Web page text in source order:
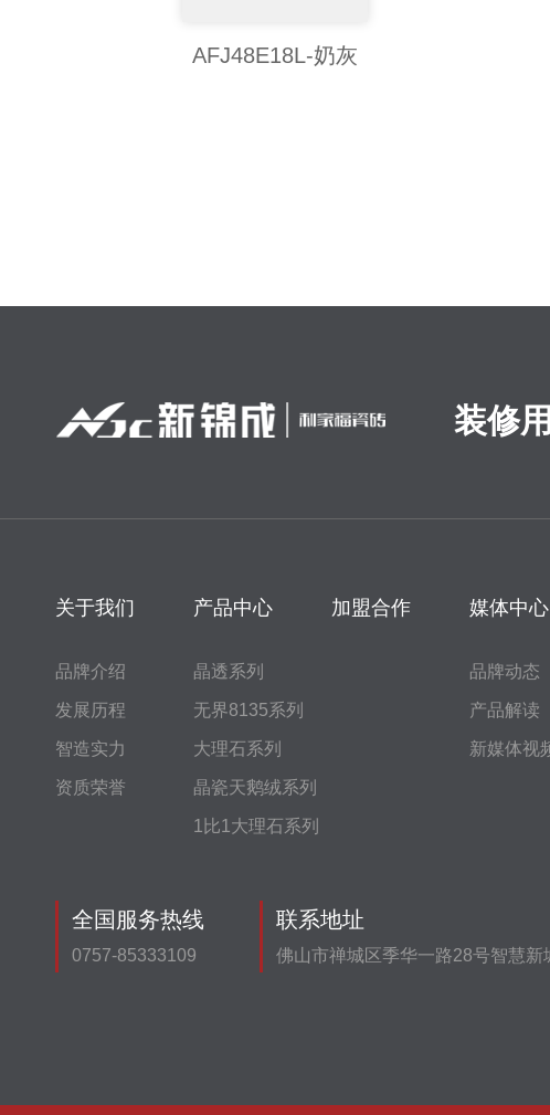
AFJ48E18L-奶灰
装修
关于我们
品牌介绍
发展历程
智造实力
资质荣誉
产品中心
晶透系列
无界8135系列
大理石系列
晶瓷天鹅绒系列
1比1大理石系列
加盟合作 媒体中心
品牌动态
产品解读
新媒体视
全国服务热线
0757-85333109
联系地址
佛山市禅城区季华一路28号智慧